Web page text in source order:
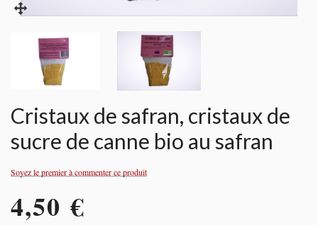
Cristaux de safran, cristaux de
sucre de canne bio au safran
Soyez le premier à commenter ce produit
4,50 €